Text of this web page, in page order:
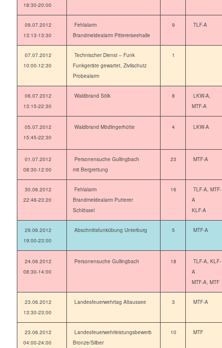
18:30-20:00
09.07.2012
13:13-13:30
Fehlalarm
Brandmeldealarm Pittererseehalle
9 TLF-A
07.07.2012
10:00-12:30
Technischer Dienst – Funk
Funkgeräte gewartet, Zivilschutz
Probealarm
1
06.07.2012
13:15-22:30
Waldbrand Sölk 8
LKW-A,
MTF-A
05.07.2012
15:45-22:30
Waldbrand Mödlingerhütte 4 LKW-A
01.07.2012
08:30-12:00
Personensuche Gullingbach
mit Bergrettung
23 MTF-A
30.06.2012
22:48-23:20
Fehlalarm
Brandmeldealarm Putterer
Schlössel
16
TLF-A, MTF-
A
KLF-A
29.06.2012
19:00-23:00
Abschnittsfunkübung Unterburg 5 MTF-A
24.06.2012
08:30-14:00
Personensuche Gullingbach 18
TLF-A, KLF-
A
MTF-A, MTF
23.06.2012
13:30-23:00
Landesfeuerwehrtag Altaussee 3 MTF-A
23.06.2012
04:00-24:00
Landesfeuerwehrleistungsbewerb
Bronze/Silber
10 MTF